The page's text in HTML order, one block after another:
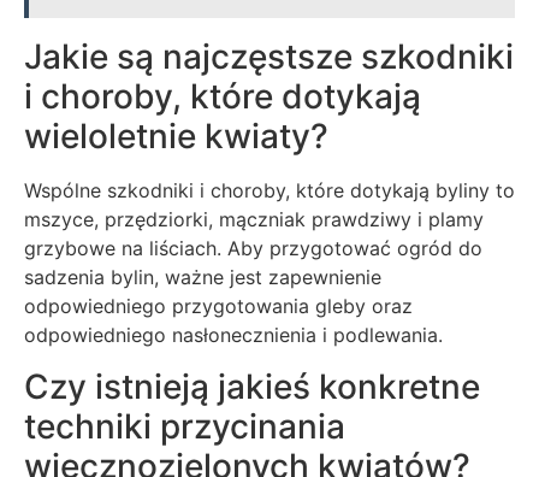
Jakie są najczęstsze szkodniki
i choroby, które dotykają
wieloletnie kwiaty?
Wspólne szkodniki i choroby, które dotykają byliny to
mszyce, przędziorki, mączniak prawdziwy i plamy
grzybowe na liściach. Aby przygotować ogród do
sadzenia bylin, ważne jest zapewnienie
odpowiedniego przygotowania gleby oraz
odpowiedniego nasłonecznienia i podlewania.
Czy istnieją jakieś konkretne
techniki przycinania
wiecznozielonych kwiatów?